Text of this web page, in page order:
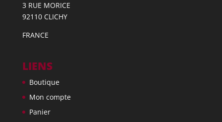
3 RUE MORICE
92110 CLICHY
FRANCE
LIENS
Boutique
Mon compte
Panier